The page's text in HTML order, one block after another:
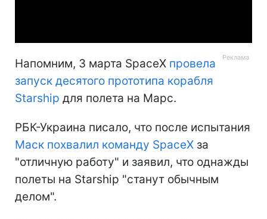
Напомним, 3 марта SpaceX провела
запуск десятого прототипа корабля
Starship для полета на Марс.
РБК-Украина писало, что после испытания
Маск похвалил команду SpaceX за
"отличную работу" и заявил, что однажды
полеты на Starship "станут обычным
делом".